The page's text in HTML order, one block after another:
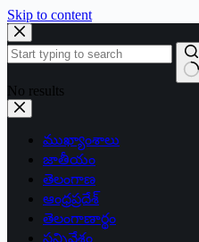
Skip to content
No results
ముఖ్యాంశాలు
జాతీయం
తెలంగాణ
ఆంధ్రప్రదేశ్
తెలంగాణార్థం
సన్నివేశం